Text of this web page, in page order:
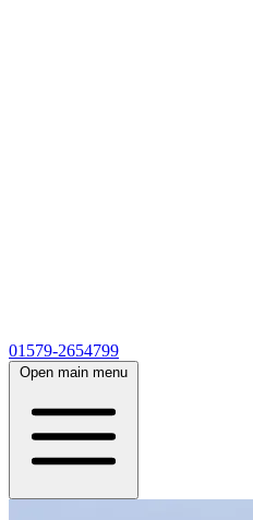
01579-2654799
Open main menu